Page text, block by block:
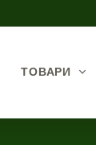
ТОВАРИ